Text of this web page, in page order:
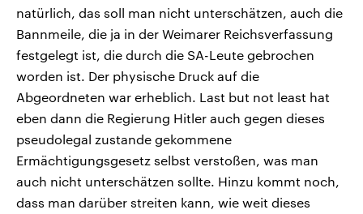
natürlich, das soll man nicht unterschätzen, auch die
Bannmeile, die ja in der Weimarer Reichsverfassung
festgelegt ist, die durch die SA-Leute gebrochen
worden ist. Der physische Druck auf die
Abgeordneten war erheblich. Last but not least hat
eben dann die Regierung Hitler auch gegen dieses
pseudolegal zustande gekommene
Ermächtigungsgesetz selbst verstoßen, was man
auch nicht unterschätzen sollte. Hinzu kommt noch,
dass man darüber streiten kann, wie weit dieses